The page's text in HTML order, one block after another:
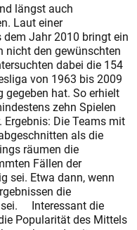
längst auch
Laut einer
dem Jahr 2010 bringt ein
nicht den gewünschten
dabei die 154
von 1963 bis 2009
hat. So erhielt
zehn Spielen
Ergebnis: Die Teams mit
als die
räumen die
Fällen der
sei. Etwa dann, wenn
die
sei. Interessant die
Popularität des Mittels